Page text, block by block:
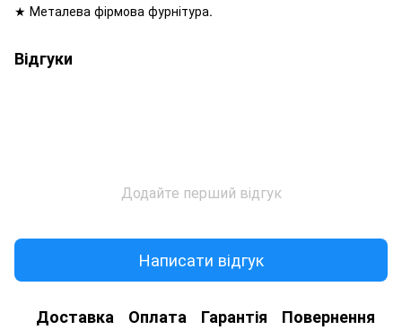
★ Металева фірмова фурнітура.
Відгуки
Додайте перший відгук
Написати відгук
Доставка Оплата Гарантія Повернення